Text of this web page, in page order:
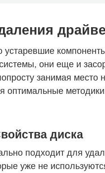
устаревшие
они еще и
занимая место
оптимальные
диска
подходит для
уже не